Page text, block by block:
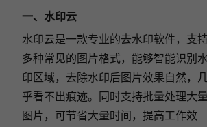
一、水印云
水印云是一款专业的去水印软件，支
多种常见的图片格式， 能够智能识别
印区域，去除水印后图片效果自然，
乎看不出痕迹。同时支持批量处理大量
图片，可节省大量时间，提高工作效